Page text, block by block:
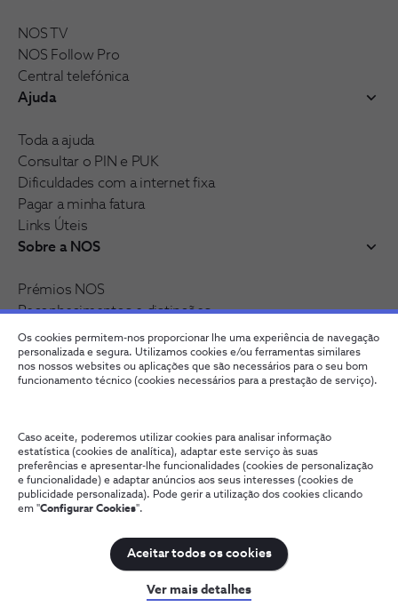
Os cookies permitem-nos proporcionar lhe uma experiência de navegação
personalizada e segura. Utilizamos cookies e/ou ferramentas similares
nos nossos websites ou aplicações que são necessários para o seu bom
funcionamento técnico (cookies necessários para a prestação de serviço).
Caso aceite, poderemos utilizar cookies para analisar informação
estatística (cookies de analítica), adaptar este serviço às suas
preferências e apresentar-lhe funcionalidades (cookies de personalização
e funcionalidade) e adaptar anúncios aos seus interesses (cookies de
publicidade personalizada). Pode gerir a utilização dos cookies clicando
em "Configurar Cookies".
Aceitar todos os cookies
Ver mais detalhes
NOS TV
NOS Follow Pro
Central telefónica
Ajuda
Toda a ajuda
Consultar o PIN e PUK
Dificuldades com a internet fixa
Pagar a minha fatura
Links Úteis
Sobre a NOS
Prémios NOS
Reconhecimentos e distinções
Recrutamento
Junte-se à nossa rede
Qualidade de ServiçoWholesaleTermos e Condições